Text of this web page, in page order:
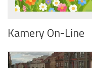
Kamery On-Line